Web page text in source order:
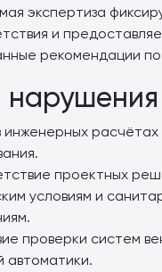
экспертиза
и
рекомендации
нарушения
расчётах
проектных
условиям и
проверки систем
автоматики.